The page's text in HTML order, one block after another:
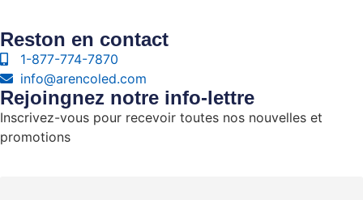
Reston en contact
1-877-774-7870
info@arencoled.com
Rejoingnez notre info-lettre
Inscrivez-vous pour recevoir toutes nos nouvelles et
promotions